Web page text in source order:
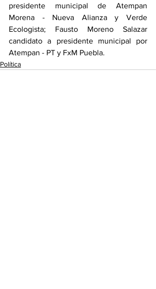
presidente municipal de Atempan
Morena - Nueva Alianza y Verde
Ecologista; Fausto Moreno Salazar
candidato a presidente municipal por
Atempan - PT y FxM Puebla.
Política